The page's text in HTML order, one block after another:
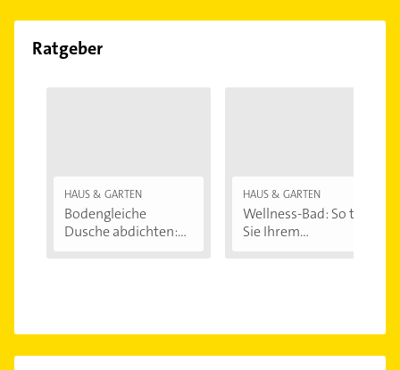
Ratgeber
HAUS & GARTEN
Bodengleiche
Dusche abdichten:...
HAUS & GARTEN
Wellness-Bad: So tun
Sie Ihrem...